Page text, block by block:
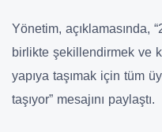
Yönetim, açıklamasında,
birlikte şekillendirmek ve
yapıya taşımak için tüm
taşıyor” mesajını paylaştı.